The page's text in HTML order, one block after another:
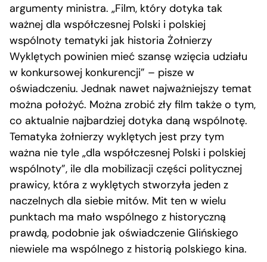
argumenty ministra. „Film, który dotyka tak
ważnej dla współczesnej Polski i polskiej
wspólnoty tematyki jak historia Żołnierzy
Wyklętych powinien mieć szansę wzięcia udziału
w konkursowej konkurencji” – pisze w
oświadczeniu. Jednak nawet najważniejszy temat
można położyć. Można zrobić zły film także o tym,
co aktualnie najbardziej dotyka daną wspólnotę.
Tematyka żołnierzy wyklętych jest przy tym
ważna nie tyle „dla współczesnej Polski i polskiej
wspólnoty”, ile dla mobilizacji części politycznej
prawicy, która z wyklętych stworzyła jeden z
naczelnych dla siebie mitów. Mit ten w wielu
punktach ma mało wspólnego z historyczną
prawdą, podobnie jak oświadczenie Glińskiego
niewiele ma wspólnego z historią polskiego kina.